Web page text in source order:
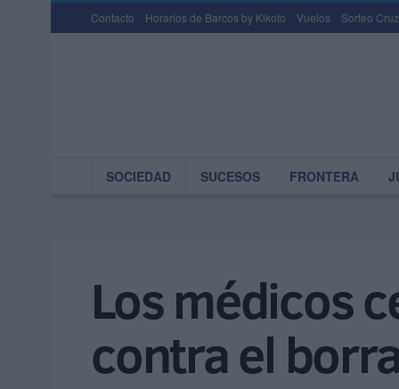
Contacto Horarios de Barcos by Kikoto Vuelos Sorteo
SOCIEDAD SUCESOS FRONTERA
Los médicos
contra el